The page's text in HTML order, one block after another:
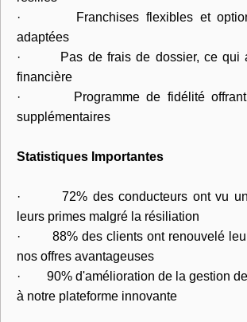
· Franchises flexibles et
adaptées
· Pas de frais de dossier, ce qui
financière
· Programme de fidélité offrant
supplémentaires
Statistiques Importantes
· 72% des conducteurs ont vu
leurs primes malgré la résiliation
· 88% des clients ont renouvelé leur
nos offres avantageuses
· 90% d'amélioration de la gestion
à notre plateforme innovante